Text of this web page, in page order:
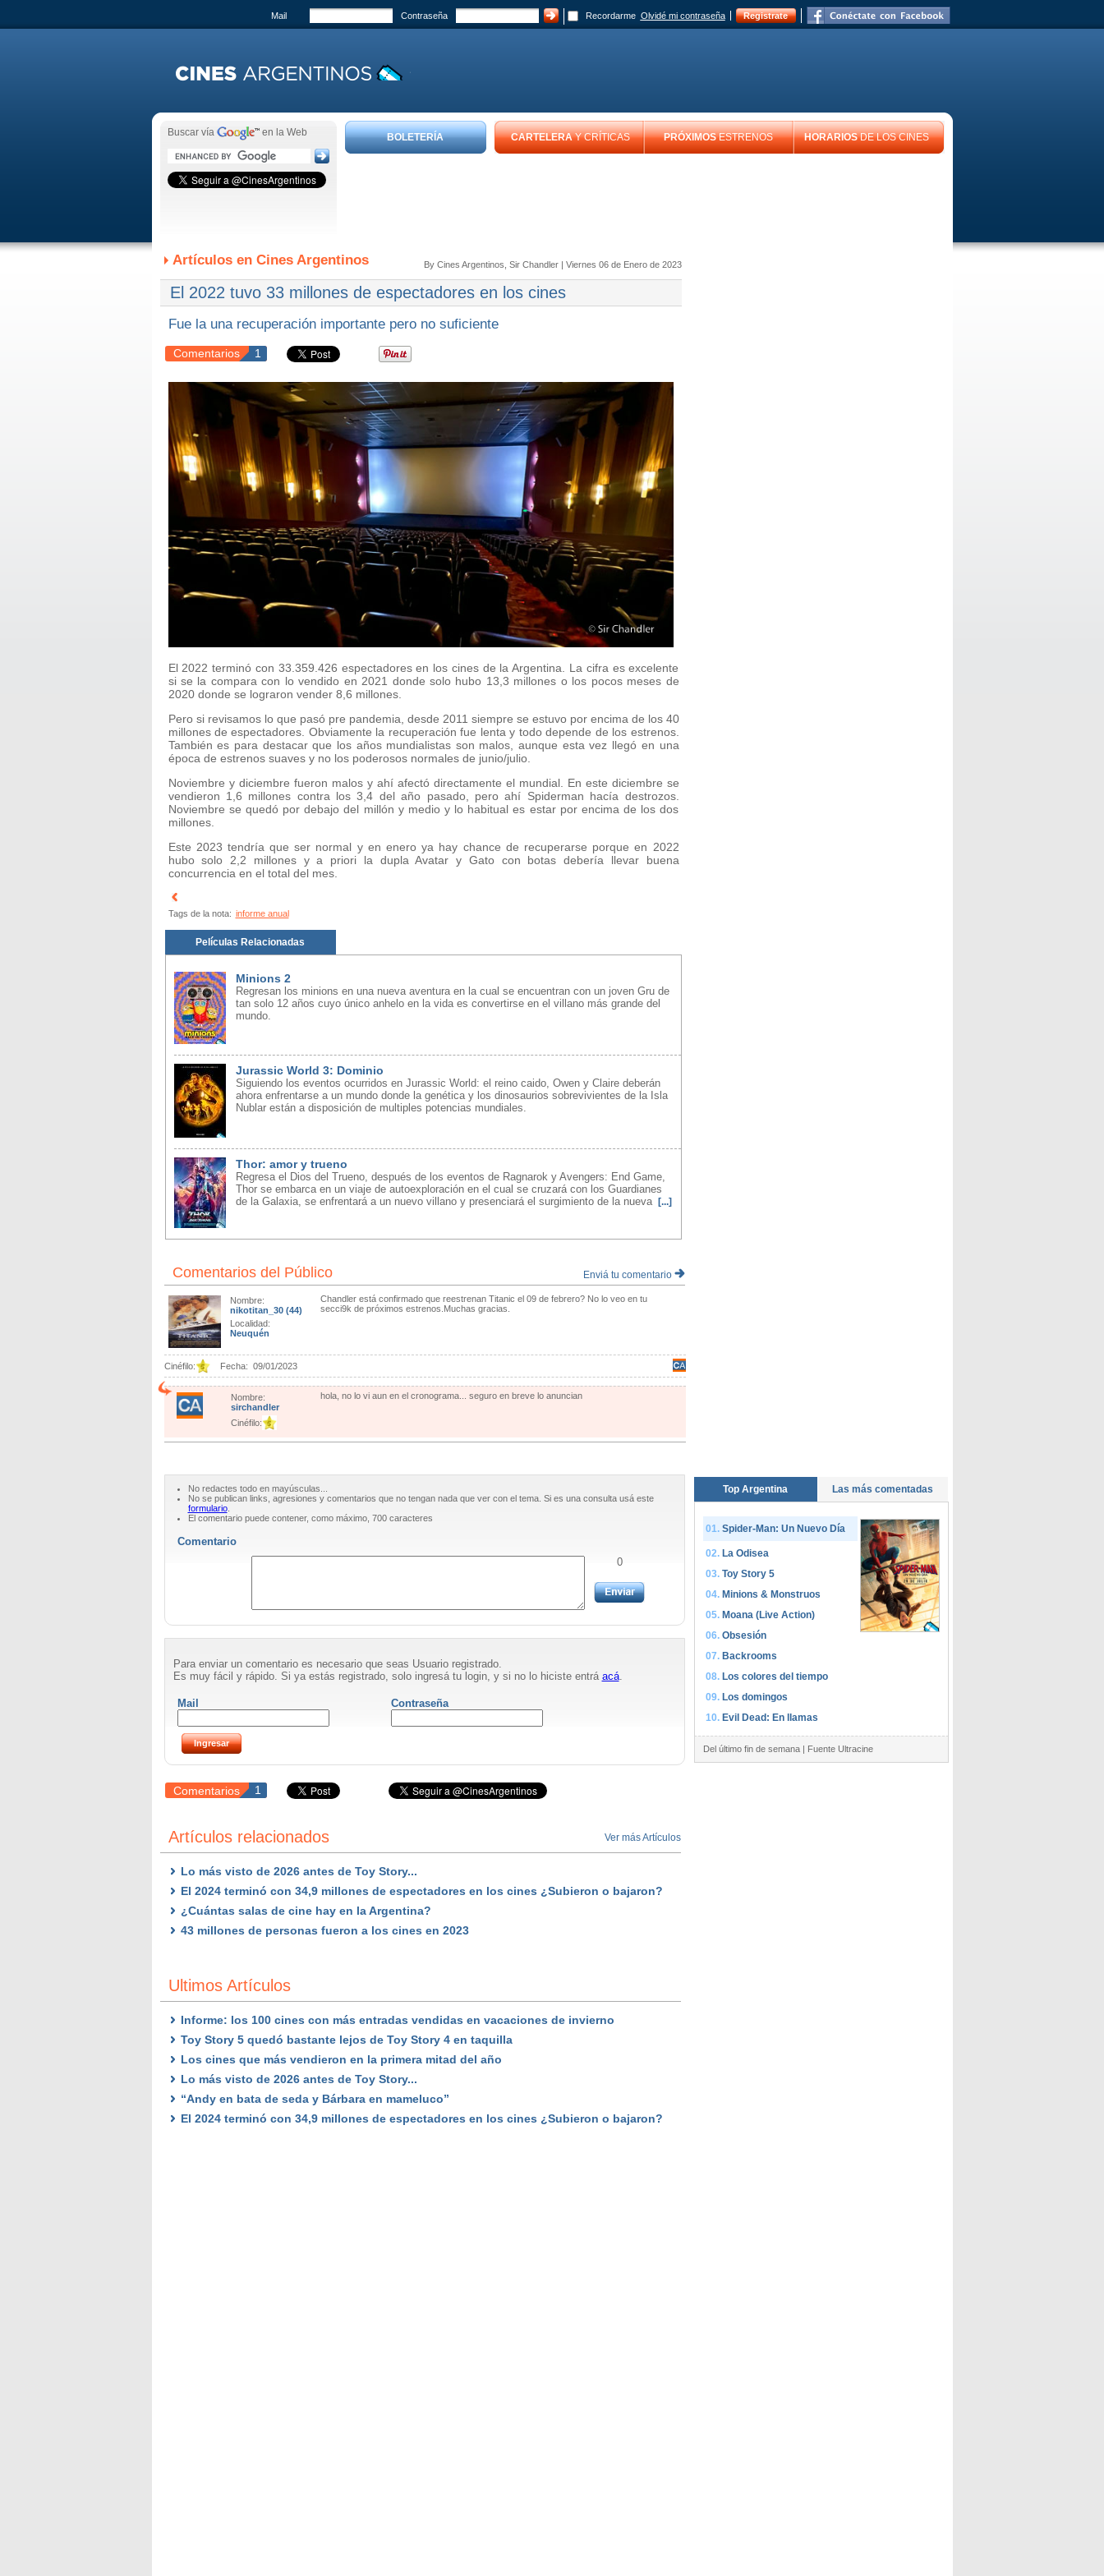
Mail Contraseña Recordarme Olvidé mi contraseña Registrate
Buscar vía en la Web BOLETERÍA CARTELERAY CRÍTICAS PRÓXIMOSESTRENOS HORARIOSDE LOS CINES
By Cines Argentinos , Sir Chandler | Viernes 06 de Enero de 2023
Artículos en Cines Argentinos
El 2022 tuvo 33 millones de espectadores en los cines
Fue la una recuperación importante pero no suficiente
Comentarios 1
El 2022 terminó con 33.359.426 espectadores en los cines de la Argentina. La cifra es excelente
si se la compara con lo vendido en 2021 donde solo hubo 13,3 millones o los pocos meses de
2020 donde se lograron vender 8,6 millones.
Pero si revisamos lo que pasó pre pandemia, desde 2011 siempre se estuvo por encima de los 40
millones de espectadores. Obviamente la recuperación fue lenta y todo depende de los estrenos.
También es para destacar que los años mundialistas son malos, aunque esta vez llegó en una
época de estrenos suaves y no los poderosos normales de junio/julio.
Noviembre y diciembre fueron malos y ahí afectó directamente el mundial. En este diciembre se
vendieron 1,6 millones contra los 3,4 del año pasado, pero ahí Spiderman hacía destrozos.
Noviembre se quedó por debajo del millón y medio y lo habitual es estar por encima de los dos
millones.
Este 2023 tendría que ser normal y en enero ya hay chance de recuperarse porque en 2022
hubo solo 2,2 millones y a priori la dupla Avatar y Gato con botas debería llevar buena
concurrencia en el total del mes.
Tags de la nota: informe anual
Películas Relacionadas
Minions 2
Regresan los minions en una nueva aventura en la cual se encuentran con un joven Gru de
tan solo 12 años cuyo único anhelo en la vida es convertirse en el villano más grande del
mundo.
Jurassic World 3: Dominio
Siguiendo los eventos ocurridos en Jurassic World: el reino caido, Owen y Claire deberán
ahora enfrentarse a un mundo donde la genética y los dinosaurios sobrevivientes de la Isla
Nublar están a disposición de multiples potencias mundiales.
Thor: amor y trueno
Regresa el Dios del Trueno, después de los eventos de Ragnarok y Avengers: End Game,
Thor se embarca en un viaje de autoexploración en el cual se cruzará con los Guardianes
de la Galaxia, se enfrentará a un nuevo villano y presenciará el surgimiento de la nueva [...]
Comentarios del Público Enviá tu comentario
Nombre:
nikotitan_30 (44)
Localidad:
Neuquén
Chandler está confirmado que reestrenan Titanic el 09 de febrero? No lo veo en tu
secci9k de próximos estrenos.Muchas gracias.
Cinéfilo: Fecha: 09/01/2023
Nombre:
sirchandler
Cinéfilo:
hola, no lo vi aun en el cronograma... seguro en breve lo anuncian
No redactes todo en mayúsculas...
No se publican links, agresiones y comentarios que no tengan nada que ver con el tema. Si es una consulta usá este
formulario.
El comentario puede contener, como máximo, 700 caracteres
Comentario
0
Para enviar un comentario es necesario que seas Usuario registrado.
Es muy fácil y rápido. Si ya estás registrado, solo ingresá tu login, y si no lo hiciste entrá acá.
Mail Contraseña
Comentarios 1
Artículos relacionados Ver más Artículos
Lo más visto de 2026 antes de Toy Story...
El 2024 terminó con 34,9 millones de espectadores en los cines ¿Subieron o bajaron?
¿Cuántas salas de cine hay en la Argentina?
43 millones de personas fueron a los cines en 2023
Ultimos Artículos
Informe: los 100 cines con más entradas vendidas en vacaciones de invierno
Toy Story 5 quedó bastante lejos de Toy Story 4 en taquilla
Los cines que más vendieron en la primera mitad del año
Lo más visto de 2026 antes de Toy Story...
“Andy en bata de seda y Bárbara en mameluco”
El 2024 terminó con 34,9 millones de espectadores en los cines ¿Subieron o bajaron?
Top Argentina Las más comentadas
Spider-Man: Un Nuevo Día
La Odisea
Toy Story 5
Minions & Monstruos
Moana (Live Action)
Obsesión
Backrooms
Los colores del tiempo
Los domingos
Evil Dead: En llamas
Del último fin de semana | Fuente Ultracine